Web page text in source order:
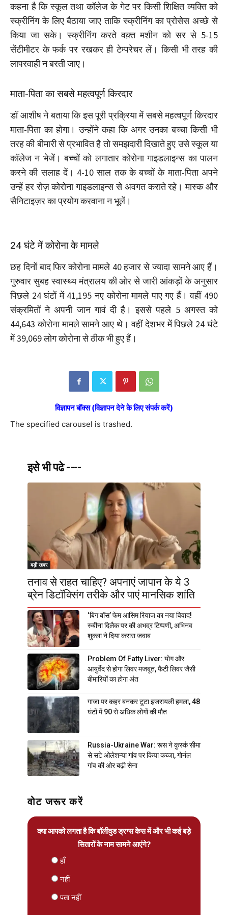
कहना है कि स्कूल तथा कॉलेज के गेट पर किसी शिक्षित व्यक्ति को
स्क्रीनिंग के लिए बैठाया जाए ताकि स्क्रीनिंग का प्रोसेस अच्छे से
किया जा सके। स्क्रीनिंग करते वक़्त मशीन को सर से 5-15
सेंटीमीटर के फर्क पर रखकर ही टेम्परेचर लें। किसी भी तरह की
लापरवाही न बरती जाए।
माता-पिता का सबसे महत्वपूर्ण किरदार
डॉ आशीष ने बताया कि इस पूरी प्रक्रिया में सबसे महत्वपूर्ण किरदार
माता-पिता का होगा। उन्होंने कहा कि अगर उनका बच्चा किसी भी
तरह की बीमारी से प्रभावित है तो समझदारी दिखाते हुए उसे स्कूल या
कॉलेज न भेजें। बच्चों को लगातार कोरोना गाइडलाइन्स का पालन
करने की सलाह दें। 4-10 साल तक के बच्चों के माता-पिता अपने
उन्हें हर रोज़ कोरोना गाइडलाइन्स से अवगत कराते रहे। मास्क और
सैनिटाइज़र का प्रयोग करवाना न भूलें।
24 घंटे में कोरोना के मामले
छह दिनों बाद फिर कोरोना मामले 40 हजार से ज्यादा सामने आए हैं।
गुरुवार सुबह स्वास्थ्य मंत्रालय की ओर से जारी आंकड़ों के अनुसार
पिछले 24 घंटों में 41,195 नए कोरोना मामले पाए गए हैं। वहीं 490
संक्रमितों ने अपनी जान गावं दी है। इससे पहले 5 अगस्त को
44,643 कोरोना मामले सामने आए थे। वहीं देशभर में पिछले 24 घंटे
में 39,069 लोग कोरोना से ठीक भी हुए हैं।
विज्ञापन बॉक्स (विज्ञापन देने के लिए संपर्क करें)
The specified carousel is trashed.
इसे भी पढे ----
बड़ी खबर
तनाव से राहत चाहिए? अपनाएं जापान के ये 3
ब्रेन डिटॉक्सिंग तरीके और पाएं मानसिक शांति
‘बिग बॉस’ फेम आसिम रियाज का नया विवाद!
रुबीना दिलैक पर की अभद्र टिप्पणी, अभिनव
शुक्ला ने दिया करारा जवाब
Problem Of Fatty Liver: योग और
आयुर्वेद से होगा लिवर मजबूत, फैटी लिवर जैसी
बीमारियों का होगा अंत
गाजा पर कहर बनकर टूटा इजरायली हमला, 48
घंटों में 90 से अधिक लोगों की मौत
Russia-Ukraine War: रूस ने कुर्स्क सीमा
से सटे ओलेशन्या गांव पर किया कब्जा, गोर्नल
गांव की ओर बढ़ी सेना
वोट जरूर करें
क्या आपको लगता है कि बॉलीवुड ड्रग्स केस में और भी कई बड़े
सितारों के नाम सामने आएंगे?
हाँ
नहीं
पता नहीं